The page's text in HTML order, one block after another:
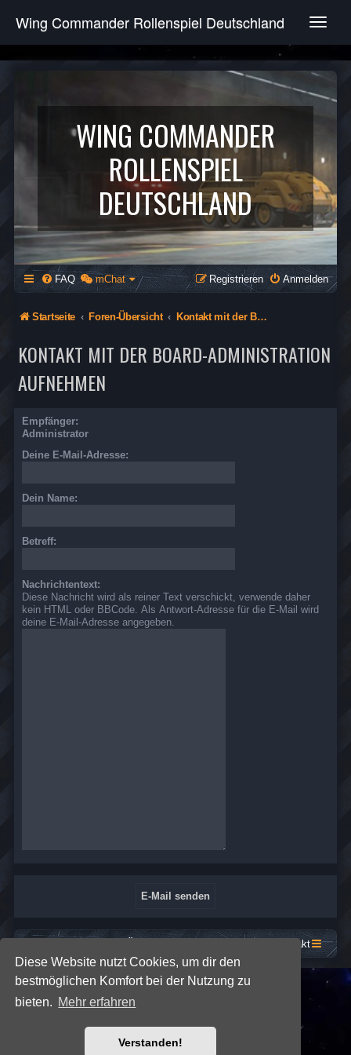
Diese Website nutzt Cookies, um dir den
bestmöglichen Komfort bei der Nutzung zu
bieten. Mehr erfahren
Verstanden!
T
g
e
v
g
a
t
i
o
n
Wing Commander Rollenspiel Deutschland
WING COMMANDER
ROLLENSPIEL
DEUTSCHLAND
FAQ mChat Anmelden
Registrieren
Startseite Foren-Übersicht Kontakt mit der Board-Administration aufnehmen
KONTAKT MIT DER BOARD-ADMINISTRATION
AUFNEHMEN
Empfänger:
Administrator
Deine E-Mail-Adresse:
Dein Name:
Betreff:
Nachrichtentext:
Diese Nachricht wird als reiner Text verschickt, verwende daher
kein HTML oder BBCode. Als Antwort-Adresse für die E-Mail wird
deine E-Mail-Adresse angegeben.
Kontakt
Premium phpBB Styles
Powered byphpBB® Forum Software © phpBB Limited
Deutsche Übersetzung durch